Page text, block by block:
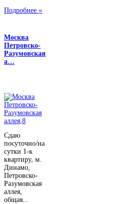
Подробнее »
Москва
Петровско-
Разумовская
а…
Сдаю
посуточно/на
сутки 1-к
квартиру, м.
Динамо,
Петровско-
Разумовская
аллея,
общая...